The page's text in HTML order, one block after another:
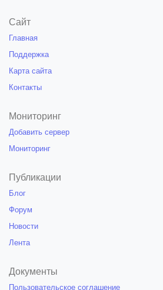
Сайт
Главная
Поддержка
Карта сайта
Контакты
Мониторинг
Добавить сервер
Мониторинг
Публикации
Блог
Форум
Новости
Лента
Документы
Пользовательское соглашение